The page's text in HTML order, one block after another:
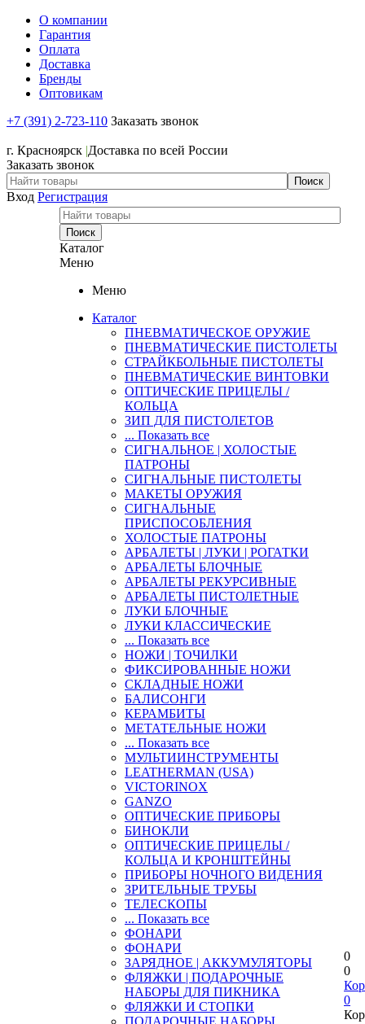
О компании
Гарантия
Оплата
Доставка
Бренды
Оптовикам
+7 (391) 2-723-110 Заказать звонок
г. Красноярск |Доставка по всей России
Заказать звонок
Вход Регистрация
Каталог
Меню
Меню
Каталог
ПНЕВМАТИЧЕСКОЕ ОРУЖИЕ
ПНЕВМАТИЧЕСКИЕ ПИСТОЛЕТЫ
СТРАЙКБОЛЬНЫЕ ПИСТОЛЕТЫ
ПНЕВМАТИЧЕСКИЕ ВИНТОВКИ
ОПТИЧЕСКИЕ ПРИЦЕЛЫ /
КОЛЬЦА
ЗИП ДЛЯ ПИСТОЛЕТОВ
... Показать все
СИГНАЛЬНОЕ | ХОЛОСТЫЕ
ПАТРОНЫ
СИГНАЛЬНЫЕ ПИСТОЛЕТЫ
МАКЕТЫ ОРУЖИЯ
СИГНАЛЬНЫЕ
ПРИСПОСОБЛЕНИЯ
ХОЛОСТЫЕ ПАТРОНЫ
АРБАЛЕТЫ | ЛУКИ | РОГАТКИ
АРБАЛЕТЫ БЛОЧНЫЕ
АРБАЛЕТЫ РЕКУРСИВНЫЕ
АРБАЛЕТЫ ПИСТОЛЕТНЫЕ
ЛУКИ БЛОЧНЫЕ
ЛУКИ КЛАССИЧЕСКИЕ
... Показать все
НОЖИ | ТОЧИЛКИ
ФИКСИРОВАННЫЕ НОЖИ
СКЛАДНЫЕ НОЖИ
БАЛИСОНГИ
КЕРАМБИТЫ
МЕТАТЕЛЬНЫЕ НОЖИ
... Показать все
МУЛЬТИИНСТРУМЕНТЫ
LEATHERMAN (USA)
VICTORINOX
GANZO
ОПТИЧЕСКИЕ ПРИБОРЫ
БИНОКЛИ
ОПТИЧЕСКИЕ ПРИЦЕЛЫ /
КОЛЬЦА И КРОНШТЕЙНЫ
ПРИБОРЫ НОЧНОГО ВИДЕНИЯ
ЗРИТЕЛЬНЫЕ ТРУБЫ
ТЕЛЕСКОПЫ
... Показать все
ФОНАРИ
ФОНАРИ
ЗАРЯДНОЕ | АККУМУЛЯТОРЫ
ФЛЯЖКИ | ПОДАРОЧНЫЕ
НАБОРЫ ДЛЯ ПИКНИКА
ФЛЯЖКИ И СТОПКИ
ПОДАРОЧНЫЕ НАБОРЫ
0
0
0